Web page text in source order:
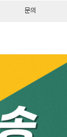
문의